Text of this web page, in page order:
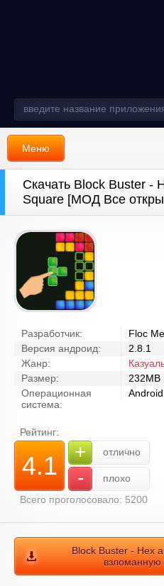
Меню
Скачать Block Buster -
Square [МОД Все
Разработчик:
Floc
Версия андроид:
2.8.1
Жанр:
Размер:
232MB
Операционная
система:
Рейтинг:
4.1 + отлично
-
плохо
Всего проголосовало: 5200
Block Buster - Hex